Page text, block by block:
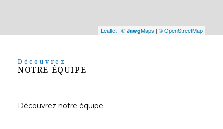
Leaflet | © JawgMaps | © OpenStreetMap
Découvrez
NOTRE ÉQUIPE
Découvrez notre équipe